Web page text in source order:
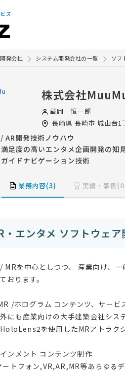
ズ
発会社 システム開発会社の一覧 ソフ
株式会社
蔵岡 恒一郎
長崎県 長崎市 城山台1
AR開発技術ノウハウ
足度の高いエンタメ企画開発の知
イドナビゲーション技術
業務内容(3) 実績・事例
・エンタメ ソフトウェア
MRを中心としつつ、 産業向け、
おります。
/ホログラム コンテンツ、サービ
にも産業向けの大手建築会社シス
HoloLens2を使用したMRアトラク
ンメント コンテンツ制作
ートフォン,VR,AR,MR等あらゆる